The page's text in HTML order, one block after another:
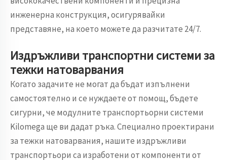
инженерна конструкция, осигурявайки
представяне, на което можете да разчитате 24/7.
Издръжливи транспортни системи за
тежки натоварвания
Когато задачите не могат да бъдат изпълнени
самостоятелно и се нуждаете от помощ, бъдете
сигурни, че модулните транспортьорни системи
Kilomega ще ви дадат ръка. Специално проектирани
за тежки натоварвания, нашите издръжливи
транспортьори са изработени от компоненти от